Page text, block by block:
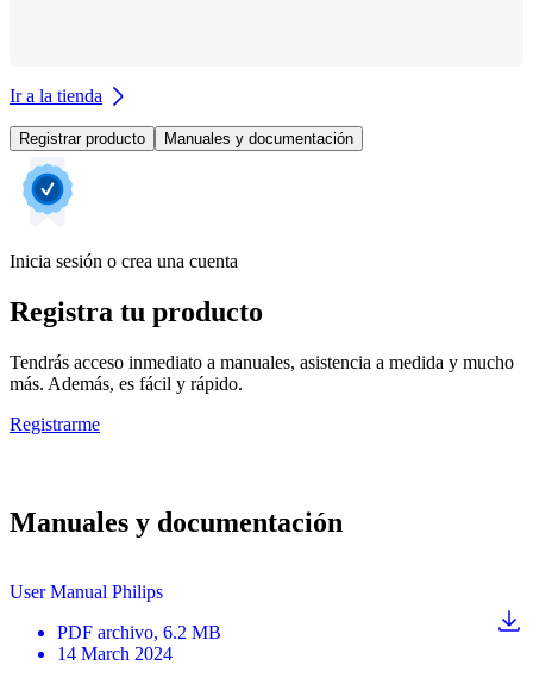
Ir a la tienda
Registrar producto Manuales y documentación
Inicia sesión o crea una cuenta
Registra tu producto
Tendrás acceso inmediato a manuales, asistencia a medida y mucho
más. Además, es fácil y rápido.
Registrarme
Manuales y documentación
User Manual Philips
PDF archivo, 6.2 MB
14 March 2024